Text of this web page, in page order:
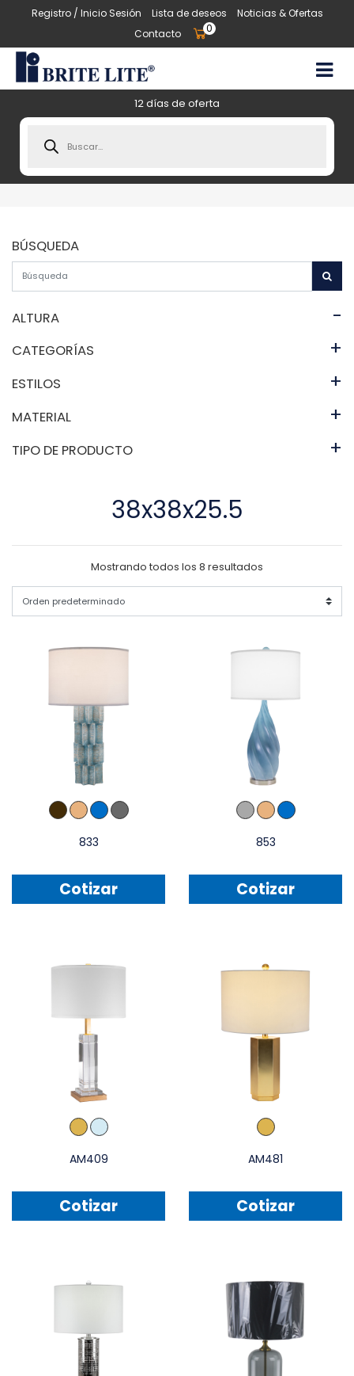
Registro / Inicio Sesión Lista de deseos
Noticias & Ofertas
Contacto
0
12 días de oferta
search
BÚSQUEDA
ALTURA -
CATEGORÍAS +
ESTILOS +
MATERIAL +
TIPO DE PRODUCTO +
38x38x25.5
Mostrando todos los 8 resultados
833
Cotizar
853
Cotizar
AM409
Cotizar
AM481
Cotizar